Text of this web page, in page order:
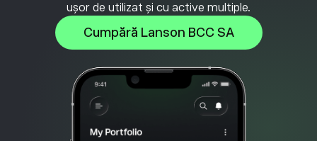
ușor de utilizat și cu active multiple.
Cumpără Lanson BCC SA